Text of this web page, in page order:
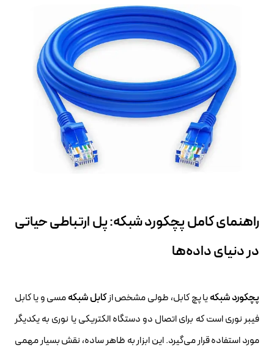
راهنمای کامل پچکورد شبکه: پل ارتباطی حیاتی
در دنیای داده‌ها
پچکورد شبکهیا پچ کابل، طولی مشخص ازکابل شبکهمسی و یا کابل
فیبر نوری است که برای اتصال دو دستگاه الکتریکی یا نوری به یکدیگر
مورد استفاده قرار می‌گیرد. این ابزار به ظاهر ساده، نقش بسیار مهمی